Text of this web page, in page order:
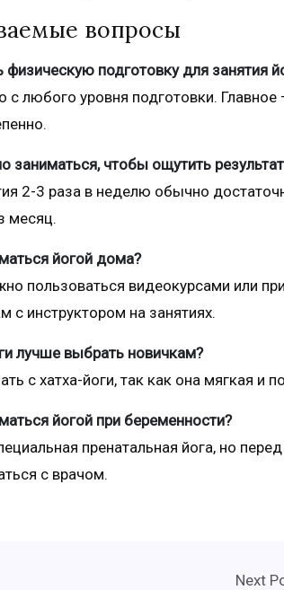
вопросы
подготовку для занятия
с любого уровня подготовки. Главное
заниматься, чтобы ощутить
2-3 раза в неделю обычно
месяц.
йогой дома?
пользоваться видеокурсами или
с инструктором на занятиях.
лучше выбрать новичкам?
с хатха-йоги, так как она мягкая и
йогой при беременности?
пренатальная йога, но
с врачом.
Next